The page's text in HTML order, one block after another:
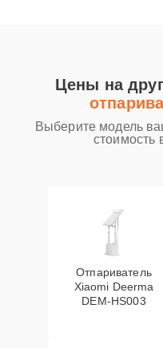
Цены на
Выберите модель
стоимость
Отпариватель
Xiaomi Deerma
DEM-HS003